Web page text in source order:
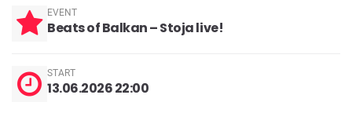
EVENT
Beats of Balkan – Stoja live!
START
13.06.2026 22:00